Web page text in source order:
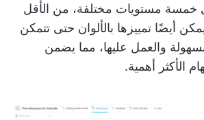
خمسة مستويات مختلفة، من الأقل
أيضًا تمييزها بالألوان حتى تتمكن
والعمل عليها، مما يضمن
الأكثر أهمية.